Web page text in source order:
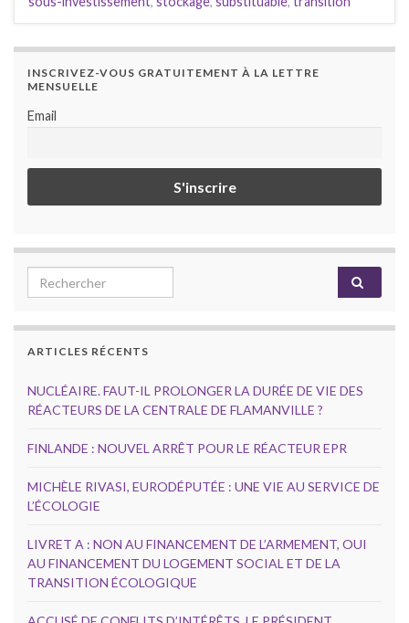
INSCRIVEZ-VOUS GRATUITEMENT À LA LETTRE
MENSUELLE
Email
Search for:
ARTICLES RÉCENTS
NUCLÉAIRE. FAUT-IL PROLONGER LA DURÉE DE VIE DES
RÉACTEURS DE LA CENTRALE DE FLAMANVILLE ?
FINLANDE : NOUVEL ARRÊT POUR LE RÉACTEUR EPR
MICHÈLE RIVASI, EURODÉPUTÉE : UNE VIE AU SERVICE DE
L’ÉCOLOGIE
LIVRET A : NON AU FINANCEMENT DE L’ARMEMENT, OUI
AU FINANCEMENT DU LOGEMENT SOCIAL ET DE LA
TRANSITION ÉCOLOGIQUE